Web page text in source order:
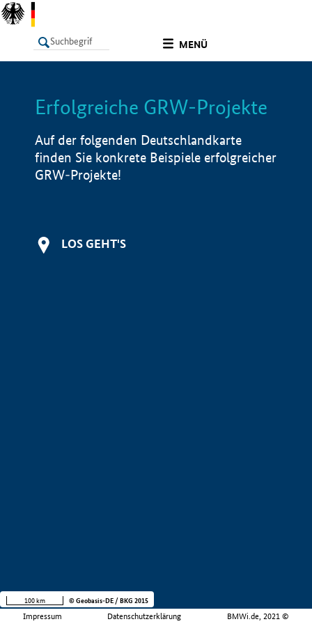
MENÜ
LISTE Info
Erfolgreiche GRW-Projekte
Auf der folgenden Deutschlandkarte
finden Sie konkrete Beispiele erfolgreicher
GRW-Projekte!
LOS GEHT'S
Impressum Datenschutzerklärung BMWi.de, 2021 ©
100 km © Geobasis-DE / BKG 2015